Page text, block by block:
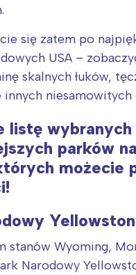
się zatem po
USA –
skalnych łuków,
innych niesamowitych
listę wybranych
parków
możecie
stanów Wyoming,
Narodowy